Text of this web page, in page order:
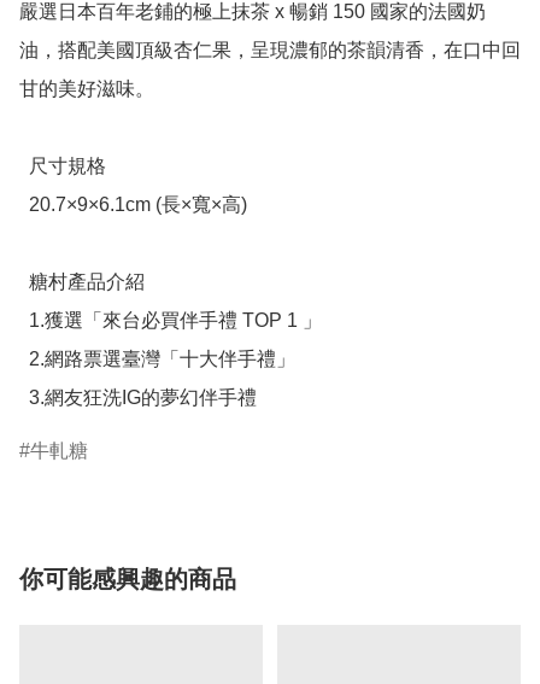
嚴選日本百年老鋪的極上抹茶 x 暢銷 150 國家的法國奶
油，搭配美國頂級杏仁果，呈現濃郁的茶韻清香，在口中回
甘的美好滋味。
  3.網友狂洗IG的夢幻伴手禮
牛軋糖
你可能感興趣的商品